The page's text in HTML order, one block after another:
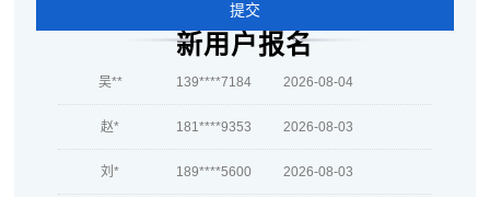
提交
新用户报名
肖** 186****7760 2026-08-04
吴** 139****7184 2026-08-04
赵* 181****9353 2026-08-03
刘* 189****5600 2026-08-03